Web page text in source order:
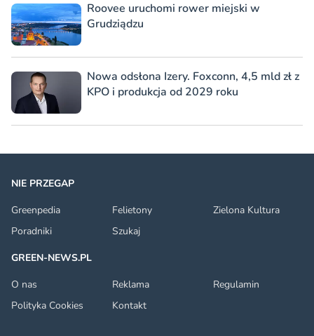
Roovee uruchomi rower miejski w
Grudziądzu
Nowa odsłona Izery. Foxconn, 4,5 mld zł z
KPO i produkcja od 2029 roku
NIE PRZEGAP
Greenpedia
Felietony
Zielona Kultura
Poradniki
Szukaj
GREEN-NEWS.PL
O nas
Reklama
Regulamin
Polityka Cookies
Kontakt